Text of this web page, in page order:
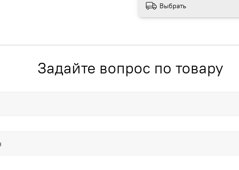
Выбрать
Задайте вопрос по товару